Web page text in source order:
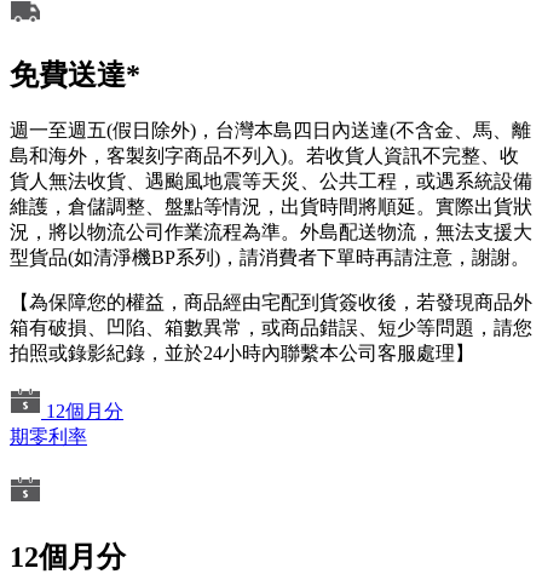
免費送達*
週一至週五(假日除外)，台灣本島四日內送達(不含金、馬、離
島和海外，客製刻字商品不列入)。若收貨人資訊不完整、收
貨人無法收貨、遇颱風地震等天災、公共工程，或遇系統設備
維護，倉儲調整、盤點等情況，出貨時間將順延。實際出貨狀
況，將以物流公司作業流程為準。外島配送物流，無法支援大
型貨品(如清淨機BP系列)，請消費者下單時再請注意，謝謝。
【為保障您的權益，商品經由宅配到貨簽收後，若發現商品外
箱有破損、凹陷、箱數異常，或商品錯誤、短少等問題，請您
拍照或錄影紀錄，並於24小時內聯繫本公司客服處理】
12個月分
期零利率
12個月分